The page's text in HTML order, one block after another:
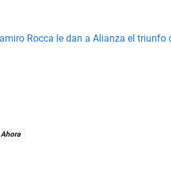
Rocca le dan a Alianza el triunfo
Ahora